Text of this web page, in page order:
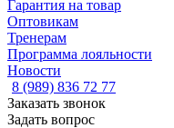
Гарантия на товар
Оптовикам
Тренерам
Программа лояльности
Новости
8 (989) 836 72 77
Заказать звонок
Задать вопрос